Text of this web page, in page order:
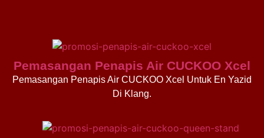
Pemasangan Penapis Air CUCKOO Xcel
Pemasangan Penapis Air CUCKOO Xcel Untuk En Yazid
Di Klang.